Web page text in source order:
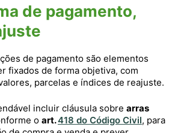
de pagamento,
de pagamento são elementos
fixados de forma objetiva, com
parcelas e índices de reajuste.
incluir cláusula sobre arras
o art.418 do Código Civil, para